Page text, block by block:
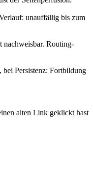
unauffällig bis zum
Routing-
Persistenz: Fortbildung
alten Link geklickt hast